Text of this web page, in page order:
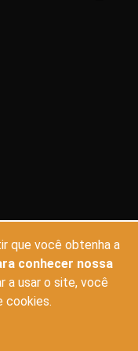
FILMES
EM CARTAZ
que você obtenha a
conhecer nossa
a usar o site, você
cookies.